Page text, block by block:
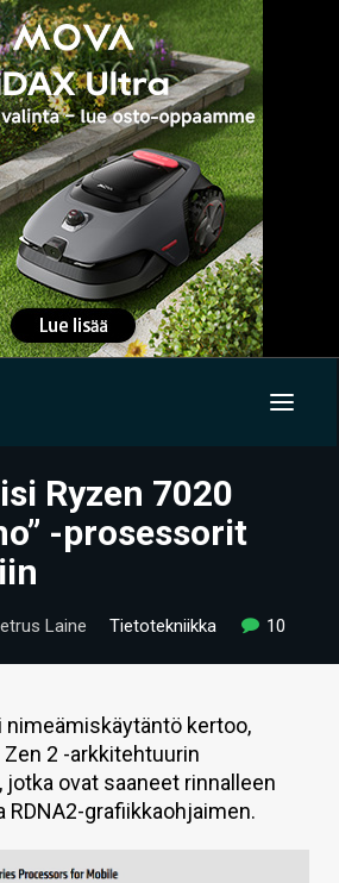
Ryzen 7020
-prosessorit
Laine Tietotekniikka 10
nimeämiskäytäntö kertoo,
2 -arkkitehtuurin
ovat saaneet rinnalleen
RDNA2-grafiikkaohjaimen.